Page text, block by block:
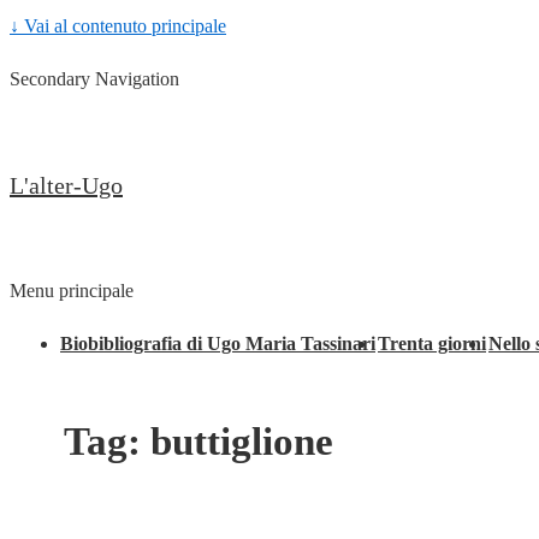
↓ Vai al contenuto principale
Secondary Navigation
L'alter-Ugo
Menu principale
Biobibliografia di Ugo Maria TassinariTrenta giorniNello
Tag: buttiglione